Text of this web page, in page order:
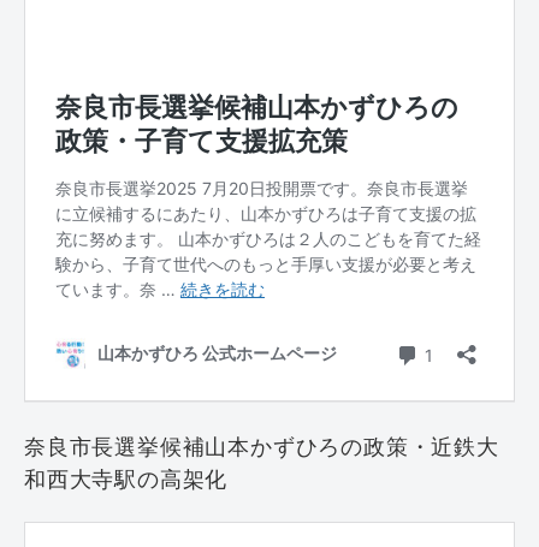
奈良市長選挙候補山本かずひろの政策・近鉄大
和西大寺駅の高架化